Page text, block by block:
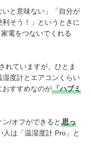
と意味ない」「自分が
そう！」というときに
電をつないでくれる
れていますが、ひとま
度計とエアコンくらい
おすすめなのが「ハブミ
/オフができると 思っ
人は「温湿度計 Pro」と